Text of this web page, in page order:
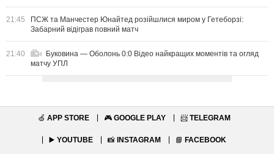
21:45
ПСЖ та Манчестер Юнайтед розійшлися миром у Гетеборзі:
Забарний відіграв повний матч
21:40
Буковина — Оболонь 0:0 Відео найкращих моментів та огляд
матчу УПЛ
🍏 APP STORE 🎮 GOOGLE PLAY 📨 TELEGRAM
▶️ YOUTUBE 📸 INSTAGRAM 📘 FACEBOOK